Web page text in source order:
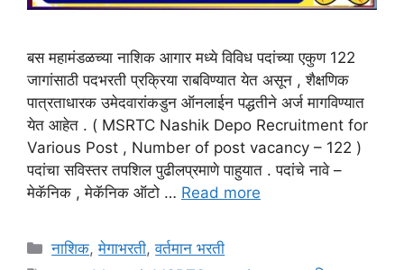
बस महामंडळच्या नाशिक आगार मध्ये विविध पदांच्या एकुण 122
जागांसाठी पदभरती प्रक्रिया राबविण्यात येत असून , शैक्षणिक
पात्रताधारक उमेदवारांकडुन ऑनलाईन पद्धतीने अर्ज मागविण्यात
येत आहेत . ( MSRTC Nashik Depo Recruitment for
Various Post , Number of post vacancy – 122 )
पदांचा सविस्तर तपशिल पुढीलप्रमाणे पाहुयात . पदांचे नावे –
मेकॅनिक , मेकॅनिक ऑटो … Read more
Categories
नाशिक,मेगाभरती,वर्तमान भरती